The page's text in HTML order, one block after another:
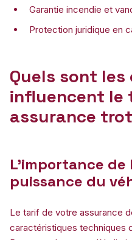
Garantie incendie et
Protection juridique en
Quels sont
influencent le
assurance
L’importance
puissance du
Le tarif de votre assurance
caractéristiques techniques